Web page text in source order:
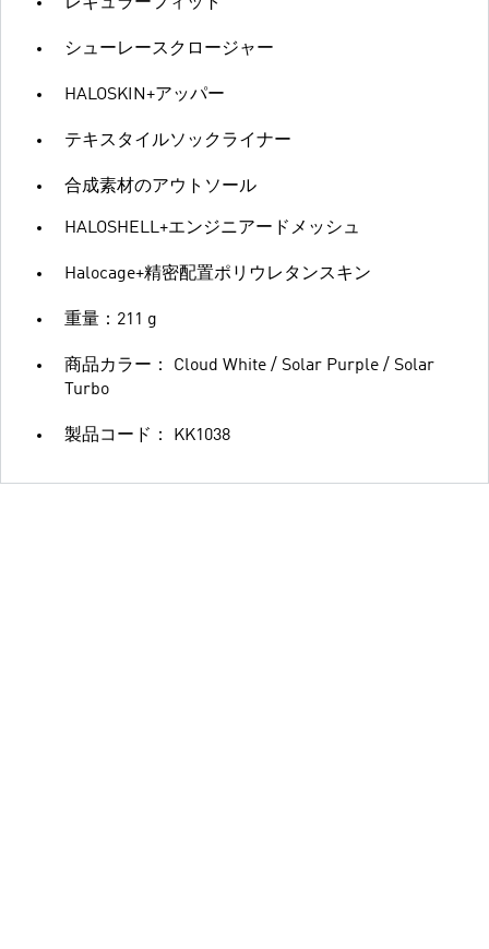
レギュラーフィット
シューレースクロージャー
HALOSKIN+アッパー
テキスタイルソックライナー
合成素材のアウトソール
HALOSHELL+エンジニアードメッシュ
Halocage+精密配置ポリウレタンスキン
重量：211 g
商品カラー： Cloud White / Solar Purple / Solar
Turbo
製品コード： KK1038